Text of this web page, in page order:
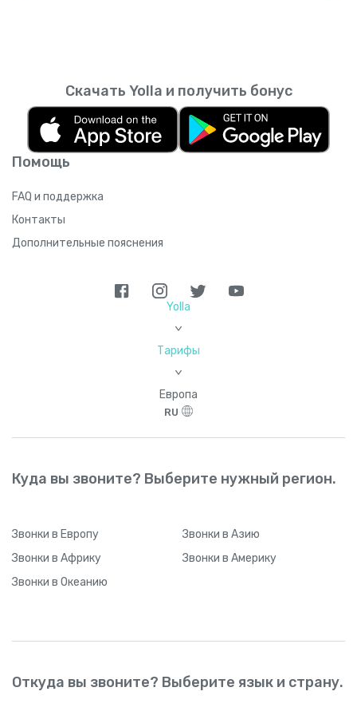
Помощь
FAQ и поддержка
Контакты
Дополнительные пояснения
Скачать Yolla и получить бонус
Yolla
>
Тарифы
>
Европа
RU
Куда вы звоните? Выберите нужный регион.
Звонки в Европу Звонки в Азию
Звонки в Африку Звонки в Америку
Звонки в Океанию
Откуда вы звоните? Выберите язык и страну.